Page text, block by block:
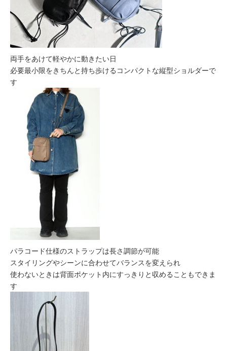
両手をあけて軽やかに動きたい日
必要最小限をきちんと持ち歩けるコンパクトな縦型ショルダーで
す
パラコード仕様のストラップは長さ調節が可能
スタイリングやシーンに合わせてバランスを変えられ
使わないときは背面ポケット内にすっきりと収めることもできま
す